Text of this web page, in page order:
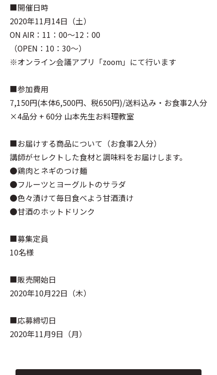
■開催日時
2020年11月14日（土）
ON AIR：11：00～12：00
（OPEN：10：30～）
※オンライン会議アプリ「zoom」にて行います
■参加費用
7,150円(本体6,500円、税650円)/送料込み・お食事2人分
×4品分 + 60分 山本先生お料理教室
■お届けする商品について（お食事2人分）
講師がセレクトした食材と調味料をお届けします。
●鶏肉とネギのつけ麺
●フルーツとヨーグルトのサラダ
●色々漬けて毎日食べよう甘酒漬け
●甘酒のホットドリンク
■募集定員
10名様
■販売開始日
2020年10月22日（木）
■応募締切日
2020年11月9日（月）